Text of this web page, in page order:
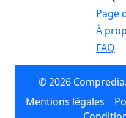
Page
À
FAQ
© 2026
Mentions légales